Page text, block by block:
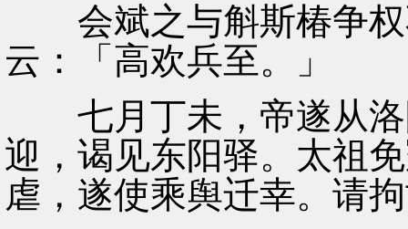
会斌之与斛斯椿争权
云：「高欢兵至。」
七月丁未，帝遂从洛
迎，谒见东阳驿。太祖
虐，遂使乘舆迁幸。请